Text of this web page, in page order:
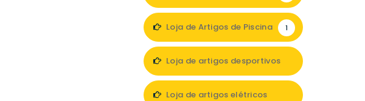
Loja de Artigos de Piscina 1
Loja de artigos desportivos
Loja de artigos elétricos